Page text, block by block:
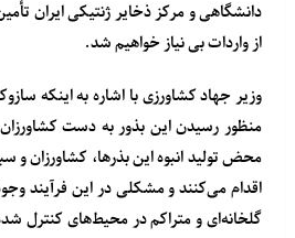
دانشگاهی و مرکز ذخایر ژنتیکی ایران
از واردات بی نیاز خواهیم شد.
وزیر جهاد کشاورزی با اشاره به اینکه
منظور رسیدن این بذور به دست
محض تولید انبوه این بذرها، کشاورزان و
اقدام می‌کنند و مشکلی در این فرآیند
گلخانه‌ای و متراکم در محیط‌های کنترل